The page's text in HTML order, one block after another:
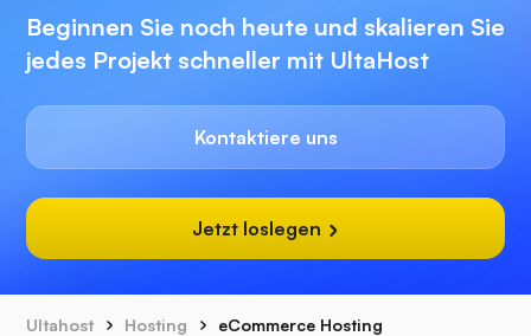
Beginnen Sie noch heute und skalieren Sie
jedes Projekt schneller mit UltaHost
Kontaktiere uns
Jetzt loslegen
Ultahost Hosting eCommerce Hosting